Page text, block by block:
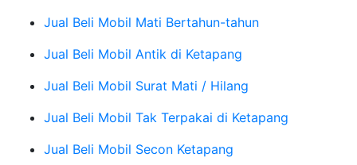
Jual Beli Mobil Mati Bertahun-tahun
Jual Beli Mobil Antik di Ketapang
Jual Beli Mobil Surat Mati / Hilang
Jual Beli Mobil Tak Terpakai di Ketapang
Jual Beli Mobil Secon Ketapang